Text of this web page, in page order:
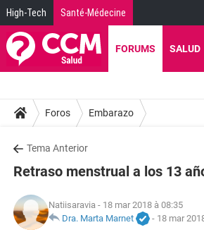
High-Tech Santé-Médecine
FORUMS SALUD
Foros Embarazo
Tema Anterior
Retraso menstrual a los 13
Natiisaravia - 18 mar 2018 à 08:35
Dra. Marta Marnet
- 18 mar